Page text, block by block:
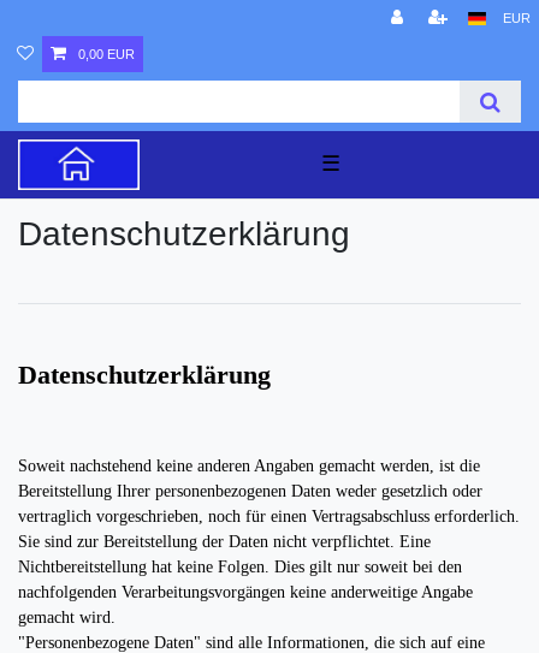
EUR
0,00 EUR
☰
Daten­schutz­erklärung
Datenschutzerklärung
Soweit nachstehend keine anderen Angaben gemacht werden, ist die
Bereitstellung Ihrer personenbezogenen Daten weder gesetzlich oder
vertraglich vorgeschrieben, noch für einen Vertragsabschluss erforderlich.
Sie sind zur Bereitstellung der Daten nicht verpflichtet. Eine
Nichtbereitstellung hat keine Folgen. Dies gilt nur soweit bei den
nachfolgenden Verarbeitungsvorgängen keine anderweitige Angabe
gemacht wird.
"Personenbezogene Daten" sind alle Informationen, die sich auf eine